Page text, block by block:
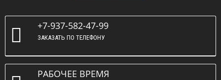
+7-937-582-47-99
ЗАКАЗАТЬ ПО ТЕЛЕФОНУ
РАБОЧЕЕ ВРЕМЯ